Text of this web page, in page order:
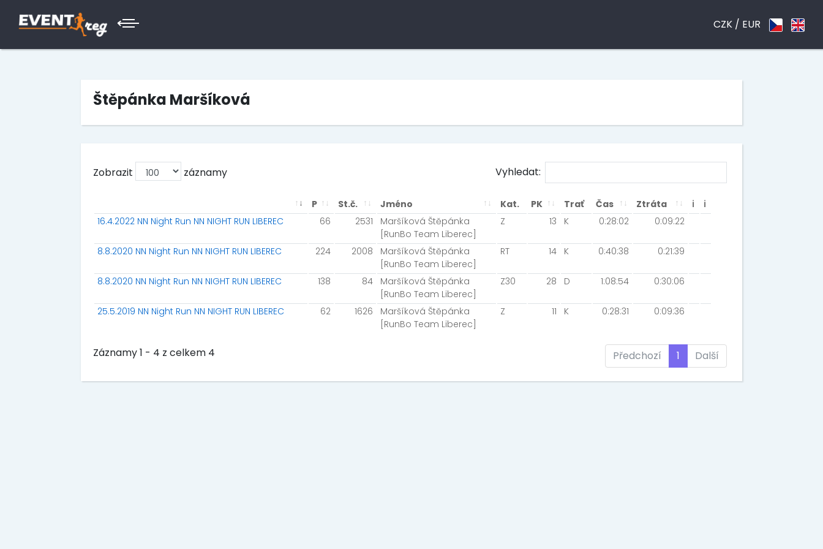
CZK / EUR
Štěpánka Maršíková
Zobrazit záznamy Vyhledat:
P St.č. Jméno Kat. PK Trať Čas Ztráta ℹ
ℹ
16.4.2022 NN Night Run NN NIGHT RUN LIBEREC
66 2531
Maršíková Štěpánka
[RunBo Team Liberec]
Z 13 K 0:28:02 0:09:22
8.8.2020 NN Night Run NN NIGHT RUN LIBEREC 224 2008
Maršíková Štěpánka
[RunBo Team Liberec]
RT 14 K 0:40:38 0:21:39
8.8.2020 NN Night Run NN NIGHT RUN LIBEREC 138 84
Maršíková Štěpánka
[RunBo Team Liberec]
Z30 28 D 1:08:54 0:30:06
25.5.2019 NN Night Run NN NIGHT RUN LIBEREC 62 1626
Maršíková Štěpánka
[RunBo Team Liberec]
Z 11 K 0:28:31 0:09:36
Záznamy 1 - 4 z celkem 4 Předchozí 1 Další